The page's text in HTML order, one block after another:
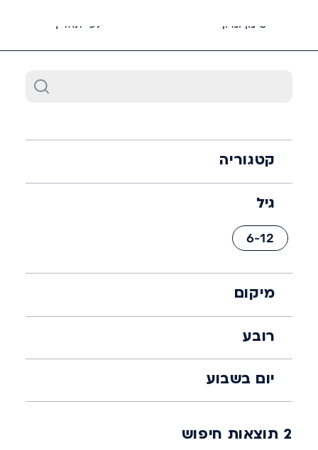
סינון ומיון לפי תאריך
קטגוריה
גיל
6-12
מיקום
רובע
יום בשבוע
2 תוצאות חיפוש